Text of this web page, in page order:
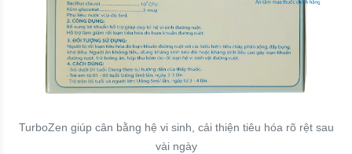
TurboZen giúp cân bằng hệ vi sinh, cải thiện tiêu hóa rõ rệt sau
vài ngày